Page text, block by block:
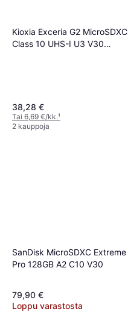
Kioxia Exceria G2 MicroSDXC
Class 10 UHS-I U3 V30
38,28 €
Tai 6,69 €/kk.¹
2 kauppoja
SanDisk MicroSDXC Extreme
Pro 128GB A2 C10 V30
79,90 €
Loppu varastosta